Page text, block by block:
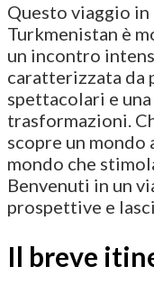
Questo viaggio
Turkmenistan è
un incontro
caratterizzata da
spettacolari e
trasformazioni.
scopre un
mondo che
Benvenuti in un
prospettive e
Il breve